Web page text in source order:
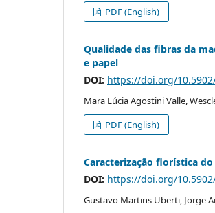
PDF (English)
Qualidade das fibras da
e papel
DOI: https://doi.org/
Mara Lúcia Agostini Valle,
PDF (English)
Caracterização florística
DOI: https://doi.org/
Gustavo Martins Uberti, Jorge